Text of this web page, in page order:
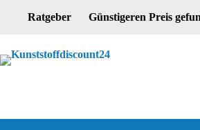
Ratgeber Günstigeren Preis